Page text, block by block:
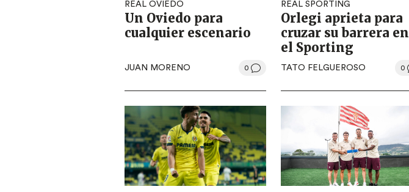
REAL OVIEDO
Un Oviedo para
cualquier escenario
JUAN MORENO 0
REAL SPORTING
Orlegi aprieta para
cruzar su barrera en
el Sporting
TATO FELGUEROSO 0